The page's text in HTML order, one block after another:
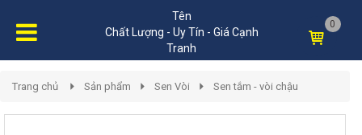
Tên
Chất Lượng - Uy Tín - Giá Cạnh
Tranh
0
Trang chủ Sản phẩm Sen Vòi Sen tắm - vòi chậu